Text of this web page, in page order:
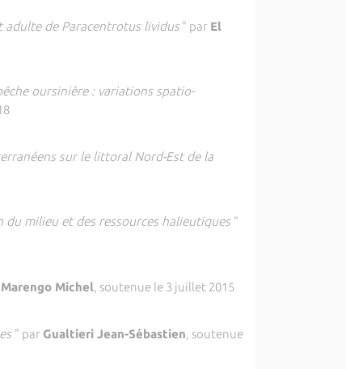
adulte de Paracentrotus lividus" par El
oursinière : variations spatio-
sur le littoral Nord-Est de la
milieu et des ressources halieutiques "
Marengo Michel, soutenue le 3 juillet 2015
" par Gualtieri Jean-Sébastien, soutenue